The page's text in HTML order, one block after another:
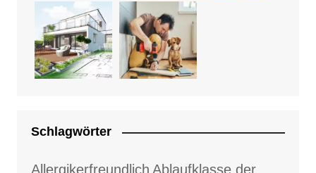
Schlagwörter
Allergikerfreundlich Ablaufklasse der